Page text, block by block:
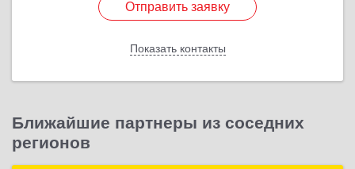
Отправить заявку
Показать контакты
Отправить заявку
Назад
Ближайшие партнеры из соседних
регионов